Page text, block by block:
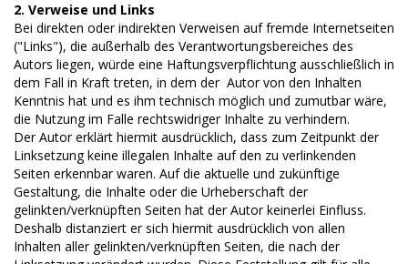
2. Verweise und Links
Bei direkten oder indirekten Verweisen auf fremde Internetseiten
("Links"), die außerhalb des Verantwortungsbereiches des
Autors liegen, würde eine Haftungsverpflichtung ausschließlich in
dem Fall in Kraft treten, in dem der Autor von den Inhalten
Kenntnis hat und es ihm technisch möglich und zumutbar wäre,
die Nutzung im Falle rechtswidriger Inhalte zu verhindern.
Der Autor erklärt hiermit ausdrücklich, dass zum Zeitpunkt der
Linksetzung keine illegalen Inhalte auf den zu verlinkenden
Seiten erkennbar waren. Auf die aktuelle und zukünftige
Gestaltung, die Inhalte oder die Urheberschaft der
gelinkten/verknüpften Seiten hat der Autor keinerlei Einfluss.
Deshalb distanziert er sich hiermit ausdrücklich von allen
Inhalten aller gelinkten/verknüpften Seiten, die nach der